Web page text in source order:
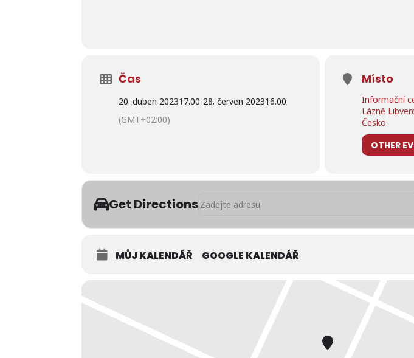
Čas
20. duben 202317.00-28. červen 202316.00
(GMT+02:00)
Místo
Informační
Lázně
Česko
OTHER
Get Directions Address - Výstava fotografií v Libverdě- Létající palety
MŮJ KALENDÁŘ GOOGLE KALENDÁŘ